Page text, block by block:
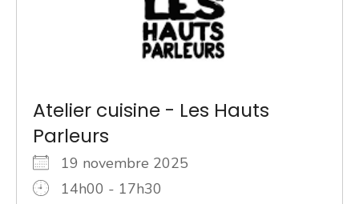
Atelier cuisine - Les Hauts
Parleurs
19 novembre 2025
14h00 - 17h30